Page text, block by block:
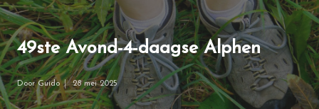
2
2
0
49ste Avond-4-daagse Alphen
Geplaatst
door
DoorGuido 28 mei 2025